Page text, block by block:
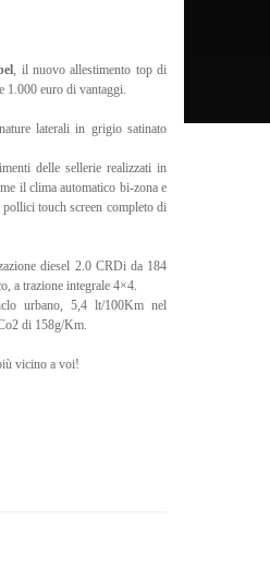
, il nuovo allestimento top di
1.000 euro di vantaggi.
laterali in grigio satinato
delle sellerie realizzati in
il clima automatico bi-zona e
touch screen completo di
diesel 2.0 CRDi da 184
a trazione integrale 4×4.
urbano, 5,4 lt/100Km nel
di 158g/Km.
vicino a voi!